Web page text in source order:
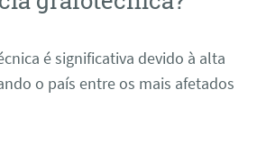
é significativa devido à alta
o país entre os mais afetados